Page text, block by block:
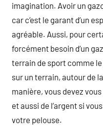
imagination. Avoir un
car c’est le garant d’un
agréable. Aussi, pour
forcément besoin d’un
terrain de sport comme
sur un terrain, autour de
manière, vous devez
et aussi de l’argent si
votre pelouse.